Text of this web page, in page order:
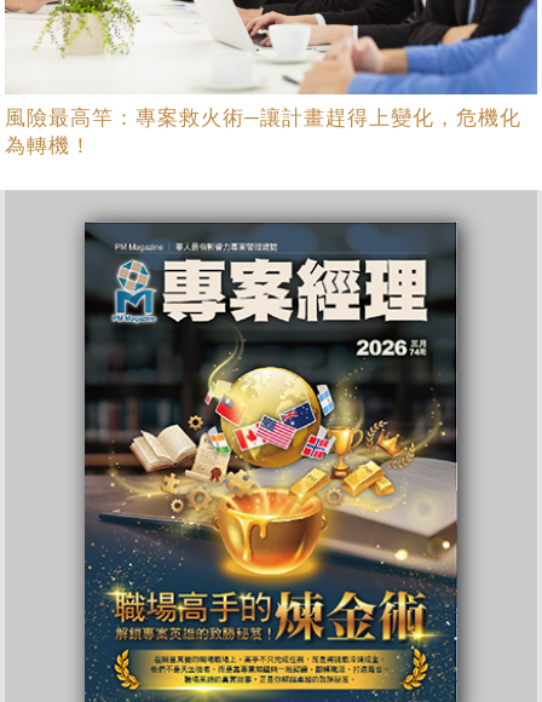
風險最高竿：專案救火術─讓計畫趕得上變化，危機化
為轉機！